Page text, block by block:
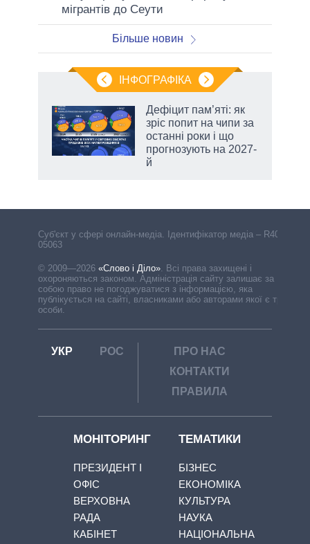
мігрантів до Сеути
Більше новин
ІНФОГРАФІКА
Дефіцит пам’яті: як
зріс попит на чипи за
останні роки і що
прогнозують на 2027-
й
Cуб'єкт у сфері онлайн-медіа. Ідентифікатор медіа – R40-
05063
© 2009—2026 «Слово і Діло». Всі права захищені і
охороняються законом. Адміністрація сайту залишає за
собою право не погоджуватися з інформацією, яка
публікується на сайті, власниками або авторами якої є треті
особи.
УКР РОС
ПРО НАС
КОНТАКТИ
ПРАВИЛА
МОНІТОРИНГ
ПРЕЗИДЕНТ І
ОФІС
ВЕРХОВНА
РАДА
КАБІНЕТ
ТЕМАТИКИ
БІЗНЕС
ЕКОНОМІКА
КУЛЬТУРА
НАУКА
НАЦІОНАЛЬНА